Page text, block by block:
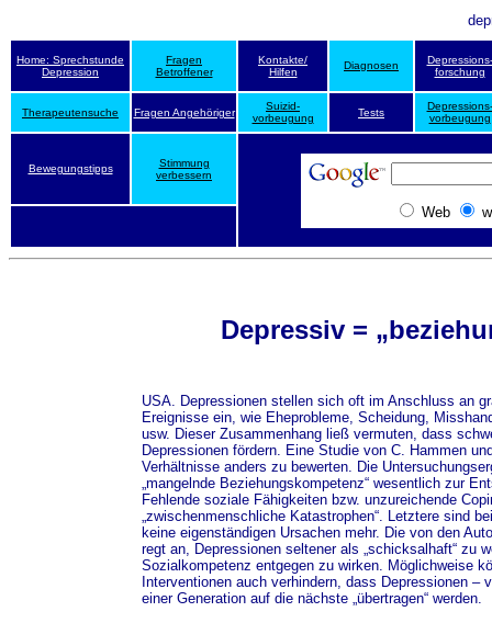
Home: Sprechstunde
Depression
Fragen
Betroffener
Kontakte/
Hilfen
Diagnosen
Depressions-
forschung
Therapeutensuche Fragen Angehöriger
Suizid-
vorbeugung
Tests
Depressions-
vorbeugung
Bewegungstipps
Stimmung
verbessern
Web
Depressiv =
USA. Depressionen stellen sich oft im Anschluss an
Ereignisse ein, wie Eheprobleme, Scheidung,
usw. Dieser Zusammenhang ließ vermuten, dass
Depressionen fördern. Eine Studie von C. Hammen
Verhältnisse anders zu bewerten. Die
„mangelnde Beziehungskompetenz“ wesentlich zur
Fehlende soziale Fähigkeiten bzw. unzureichende
„zwischenmenschliche Katastrophen“. Letztere sind
keine eigenständigen Ursachen mehr. Die von den
regt an, Depressionen seltener als „schicksalhaft“ zu
Sozialkompetenz entgegen zu wirken. Möglichweise
Interventionen auch verhindern, dass Depressionen –
einer Generation auf die nächste „übertragen“ werden.